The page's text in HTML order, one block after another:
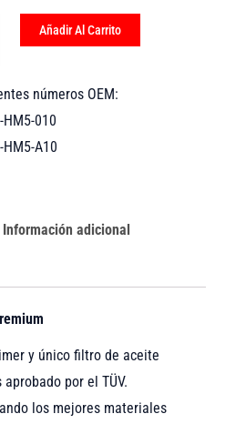
Añadir Al Carrito
números OEM:
010
A10
Información adicional
y único filtro de aceite
por el TÜV.
los mejores materiales